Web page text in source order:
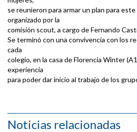
se reunieron para armar un plan para
organizado por la
comisión scout, a cargo de Fernando
Se terminó con una convivencia con los
cada
colegio, en la casa de Florencia Winter
experiencia
para poder dar inicio al trabajo de los
Noticias relacionadas